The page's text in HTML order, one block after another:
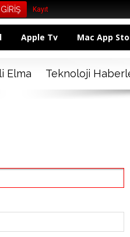
Kayıt
Apple Tv Mac App
Elma Teknoloji